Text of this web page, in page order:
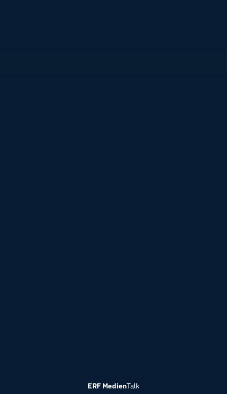
ERF MedienTalk